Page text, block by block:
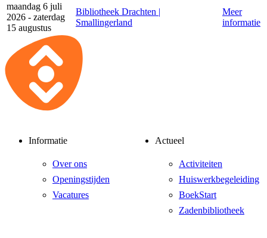
maandag 6 juli
2026 - zaterdag
15 augustus
Bibliotheek Drachten |
Smallingerland
Meer
informatie
Informatie
Over ons
Openingstijden
Vacatures
Actueel
Activiteiten
Huiswerkbegeleiding
BoekStart
Zadenbibliotheek